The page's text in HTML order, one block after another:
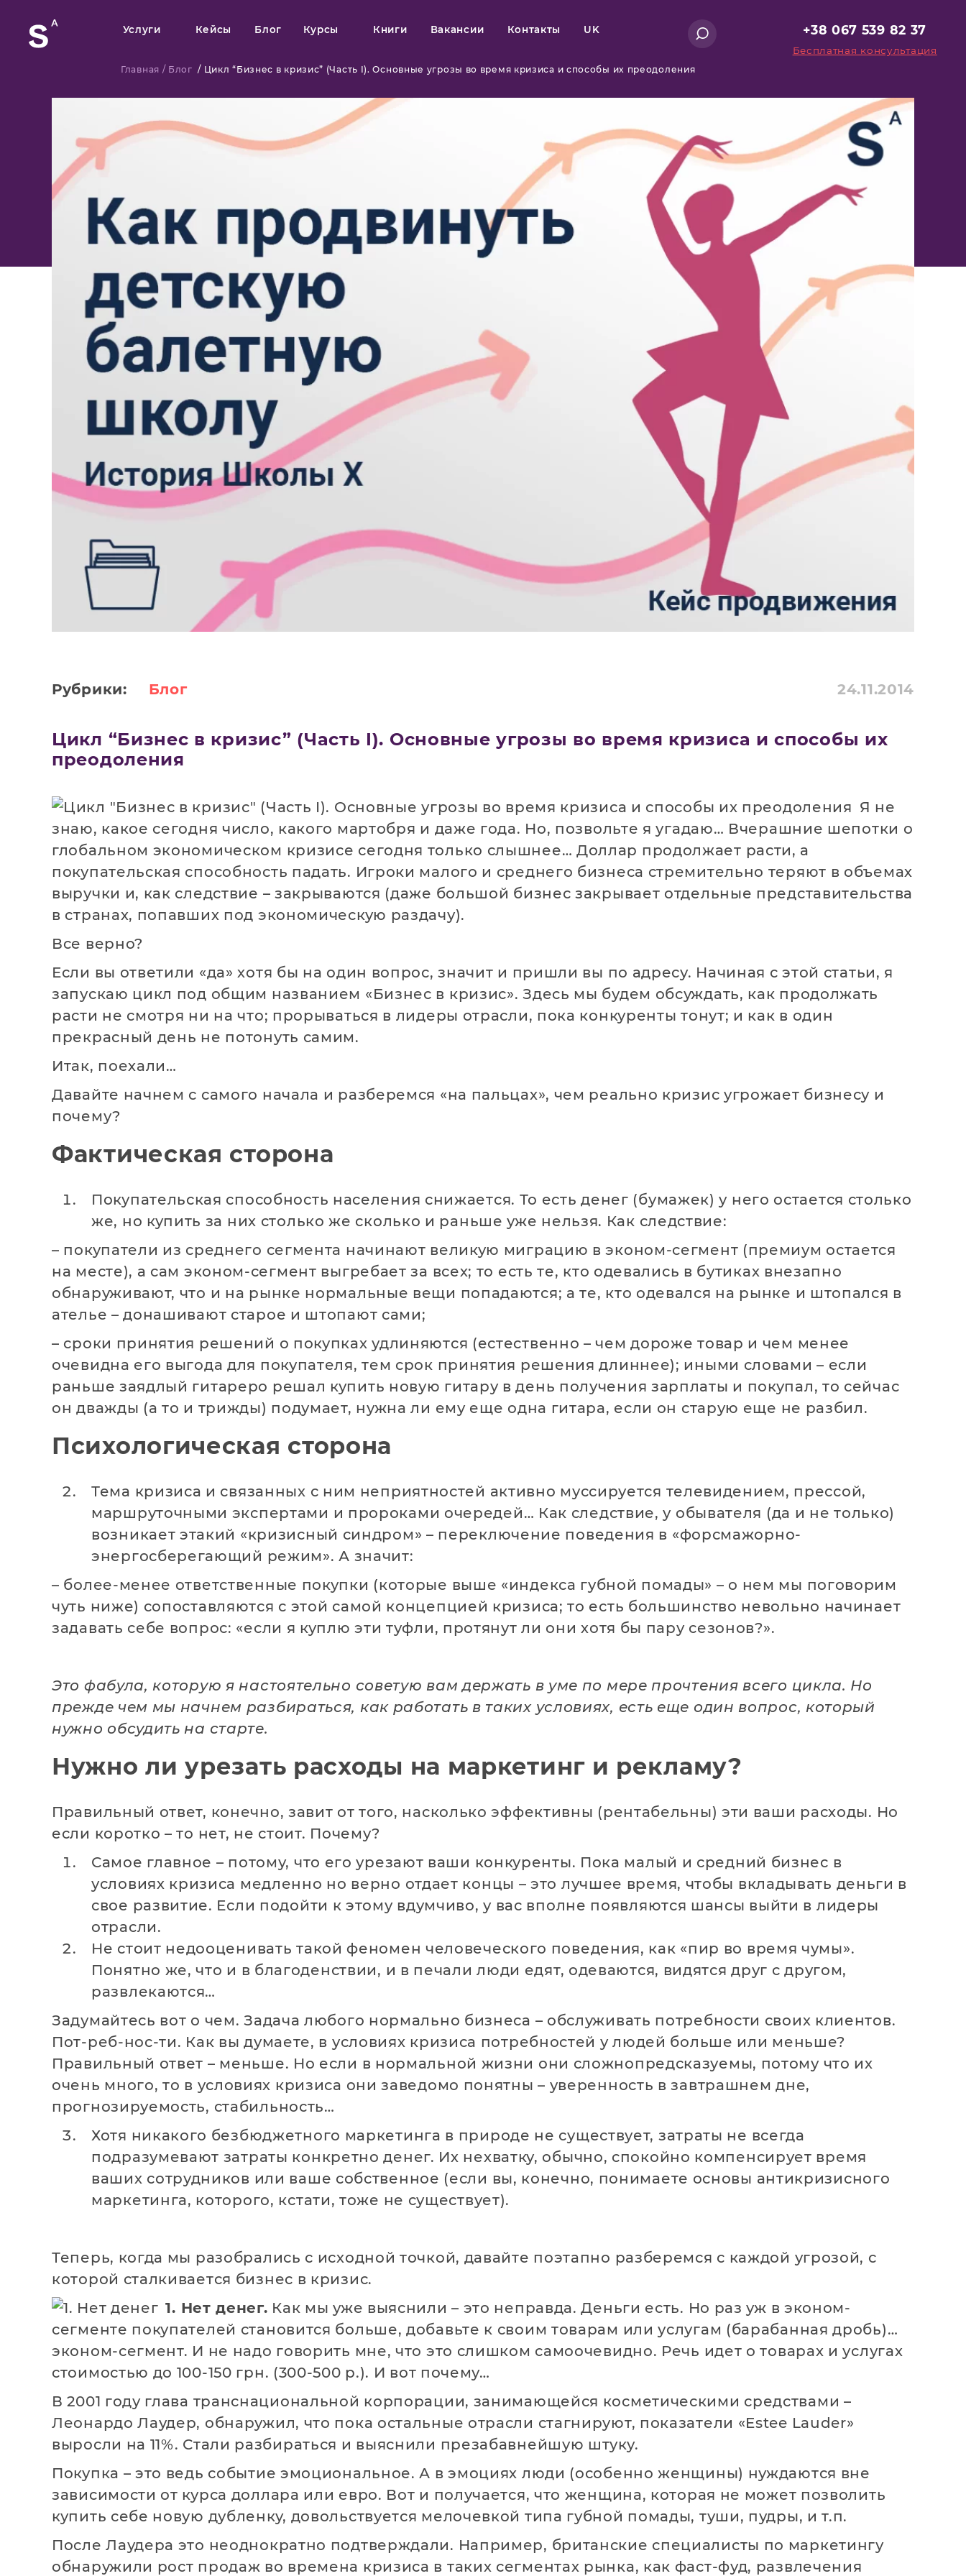
Услуги Кейсы Блог Курсы Книги Вакансии Контакты UK +38 067 539 82 37
Бесплатная консультация
Главная / Блог / Цикл “Бизнес в кризис” (Часть I). Основные угрозы во время кризиса и способы их преодоления
Рубрики: Блог 24.11.2014
Цикл “Бизнес в кризис” (Часть I). Основные угрозы во время кризиса и способы их
преодоления
Я не
знаю, какое сегодня число, какого мартобря и даже года. Но, позвольте я угадаю… Вчерашние шепотки о
глобальном экономическом кризисе сегодня только слышнее… Доллар продолжает расти, а
покупательская способность падать. Игроки малого и среднего бизнеса стремительно теряют в объемах
выручки и, как следствие – закрываются (даже большой бизнес закрывает отдельные представительства
в странах, попавших под экономическую раздачу).
Все верно?
Если вы ответили «да» хотя бы на один вопрос, значит и пришли вы по адресу. Начиная с этой статьи, я
запускаю цикл под общим названием «Бизнес в кризис». Здесь мы будем обсуждать, как продолжать
расти не смотря ни на что; прорываться в лидеры отрасли, пока конкуренты тонут; и как в один
прекрасный день не потонуть самим.
Итак, поехали…
Давайте начнем с самого начала и разберемся «на пальцах», чем реально кризис угрожает бизнесу и
почему?
Фактическая сторона
Покупательская способность населения снижается. То есть денег (бумажек) у него остается столько
же, но купить за них столько же сколько и раньше уже нельзя. Как следствие:
– покупатели из среднего сегмента начинают великую миграцию в эконом-сегмент (премиум остается
на месте), а сам эконом-сегмент выгребает за всех; то есть те, кто одевались в бутиках внезапно
обнаруживают, что и на рынке нормальные вещи попадаются; а те, кто одевался на рынке и штопался в
ателье – донашивают старое и штопают сами;
– сроки принятия решений о покупках удлиняются (естественно – чем дороже товар и чем менее
очевидна его выгода для покупателя, тем срок принятия решения длиннее); иными словами – если
раньше заядлый гитареро решал купить новую гитару в день получения зарплаты и покупал, то сейчас
он дважды (а то и трижды) подумает, нужна ли ему еще одна гитара, если он старую еще не разбил.
Психологическая сторона
Тема кризиса и связанных с ним неприятностей активно муссируется телевидением, прессой,
маршруточными экспертами и пророками очередей… Как следствие, у обывателя (да и не только)
возникает этакий «кризисный синдром» – переключение поведения в «форсмажорно-
энергосберегающий режим». А значит:
– более-менее ответственные покупки (которые выше «индекса губной помады» – о нем мы поговорим
чуть ниже) сопоставляются с этой самой концепцией кризиса; то есть большинство невольно начинает
задавать себе вопрос: «если я куплю эти туфли, протянут ли они хотя бы пару сезонов?».
Это фабула, которую я настоятельно советую вам держать в уме по мере прочтения всего цикла. Но
прежде чем мы начнем разбираться, как работать в таких условиях, есть еще один вопрос, который
нужно обсудить на старте.
Нужно ли урезать расходы на маркетинг и рекламу?
Правильный ответ, конечно, завит от того, насколько эффективны (рентабельны) эти ваши расходы. Но
если коротко – то нет, не стоит. Почему?
Самое главное – потому, что его урезают ваши конкуренты. Пока малый и средний бизнес в
условиях кризиса медленно но верно отдает концы – это лучшее время, чтобы вкладывать деньги в
свое развитие. Если подойти к этому вдумчиво, у вас вполне появляются шансы выйти в лидеры
отрасли.
Не стоит недооценивать такой феномен человеческого поведения, как «пир во время чумы».
Понятно же, что и в благоденствии, и в печали люди едят, одеваются, видятся друг с другом,
развлекаются…
Задумайтесь вот о чем. Задача любого нормально бизнеса – обслуживать потребности своих клиентов.
Пот-реб-нос-ти. Как вы думаете, в условиях кризиса потребностей у людей больше или меньше?
Правильный ответ – меньше. Но если в нормальной жизни они сложнопредсказуемы, потому что их
очень много, то в условиях кризиса они заведомо понятны – уверенность в завтрашнем дне,
прогнозируемость, стабильность…
Хотя никакого безбюджетного маркетинга в природе не существует, затраты не всегда
подразумевают затраты конкретно денег. Их нехватку, обычно, спокойно компенсирует время
ваших сотрудников или ваше собственное (если вы, конечно, понимаете основы антикризисного
маркетинга, которого, кстати, тоже не существует).
Теперь, когда мы разобрались с исходной точкой, давайте поэтапно разберемся с каждой угрозой, с
которой сталкивается бизнес в кризис.
1. Нет денег. Как мы уже выяснили – это неправда. Деньги есть. Но раз уж в эконом-
сегменте покупателей становится больше, добавьте к своим товарам или услугам (барабанная дробь)…
эконом-сегмент. И не надо говорить мне, что это слишком самоочевидно. Речь идет о товарах и услугах
стоимостью до 100-150 грн. (300-500 р.). И вот почему…
В 2001 году глава транснациональной корпорации, занимающейся косметическими средствами –
Леонардо Лаудер, обнаружил, что пока остальные отрасли стагнируют, показатели «Estee Lauder»
выросли на 11%. Стали разбираться и выяснили презабавнейшую штуку.
Покупка – это ведь событие эмоциональное. А в эмоциях люди (особенно женщины) нуждаются вне
зависимости от курса доллара или евро. Вот и получается, что женщина, которая не может позволить
купить себе новую дубленку, довольствуется мелочевкой типа губной помады, туши, пудры, и т.п.
После Лаудера это неоднократно подтверждали. Например, британские специалисты по маркетингу
обнаружили рост продаж во времена кризиса в таких сегментах рынка, как фаст-фуд, развлечения